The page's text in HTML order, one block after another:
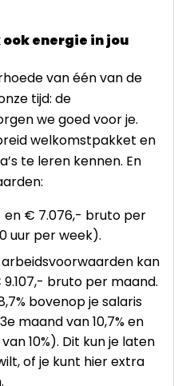
energie in jou
van één van de
tijd: de
we goed voor je.
welkomstpakket en
te leren kennen. En
en € 7.076,- bruto per
uur per week).
kan
bruto per maand.
bovenop je salaris
maand van 10,7% en
10%). Dit kun je laten
of je kunt hier extra